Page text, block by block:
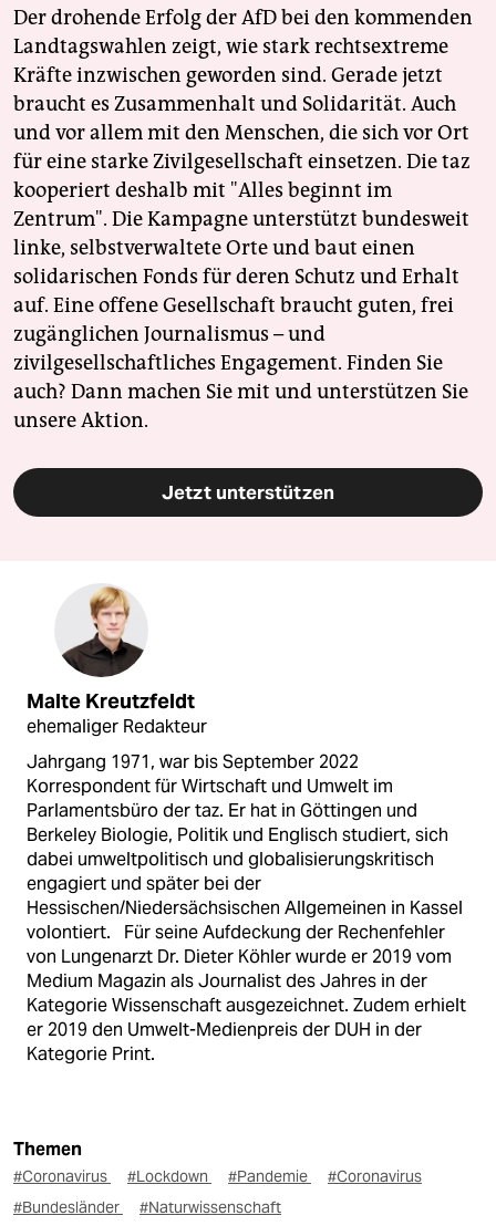
Der drohende Erfolg der AfD bei den kommenden
Landtagswahlen zeigt, wie stark rechtsextreme
Kräfte inzwischen geworden sind. Gerade jetzt
braucht es Zusammenhalt und Solidarität. Auch
und vor allem mit den Menschen, die sich vor Ort
für eine starke Zivilgesellschaft einsetzen. Die taz
kooperiert deshalb mit "Alles beginnt im
Zentrum". Die Kampagne unterstützt bundesweit
linke, selbstverwaltete Orte und baut einen
solidarischen Fonds für deren Schutz und Erhalt
auf. Eine offene Gesellschaft braucht guten, frei
zugänglichen Journalismus – und
zivilgesellschaftliches Engagement. Finden Sie
auch? Dann machen Sie mit und unterstützen Sie
unsere Aktion.
Jetzt unterstützen
Malte Kreutzfeldt
ehemaliger Redakteur
Jahrgang 1971, war bis September 2022
Korrespondent für Wirtschaft und Umwelt im
Parlamentsbüro der taz. Er hat in Göttingen und
Berkeley Biologie, Politik und Englisch studiert, sich
dabei umweltpolitisch und globalisierungskritisch
engagiert und später bei der
Hessischen/Niedersächsischen Allgemeinen in Kassel
volontiert. Für seine Aufdeckung der Rechenfehler
von Lungenarzt Dr. Dieter Köhler wurde er 2019 vom
Medium Magazin als Journalist des Jahres in der
Kategorie Wissenschaft ausgezeichnet. Zudem erhielt
er 2019 den Umwelt-Medienpreis der DUH in der
Kategorie Print.
Themen
#Coronavirus #Lockdown #Pandemie
#Coronavirus
#Bundesländer
#Naturwissenschaft